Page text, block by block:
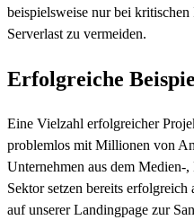
beispielsweise nur bei
Serverlast zu vermeiden.
Erfolgreiche
Eine Vielzahl erfolgreicher
problemlos mit Millionen von
Unternehmen aus dem Medien-
Sektor setzen bereits
auf unsererLandingpage zur